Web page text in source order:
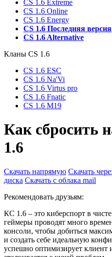
CS 1.6 Extreme
CS 1.6 Online
CS 1.6 Energy
CS 1.6 Последняя версия
CS 1.6 Alternative
Кланы СS 1.6
CS 1.6 ESC
CS 1.6 Na'Vi
CS 1.6 Virtus pro
CS 1.6 Fnatic
CS 1.6 M19
Как сбросить
1.6
Скачать напрямую Скачать
диска Скачать с облака mail
Рекомендовать друзьям:
КС 1.6 – это киберспорт в
геймеры проводят много
консоли, чтобы добиться
и создать себе идеальную
успешно оптимизирует клиент